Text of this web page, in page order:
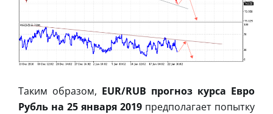
Таким образом, EUR/RUB прогноз курса Евро
Рубль на 25 января 2019 предполагает попытку